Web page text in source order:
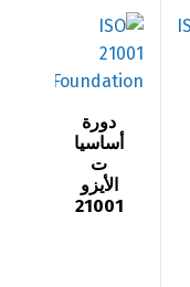
دورة
أساسيا
ت
الأيزو
21001